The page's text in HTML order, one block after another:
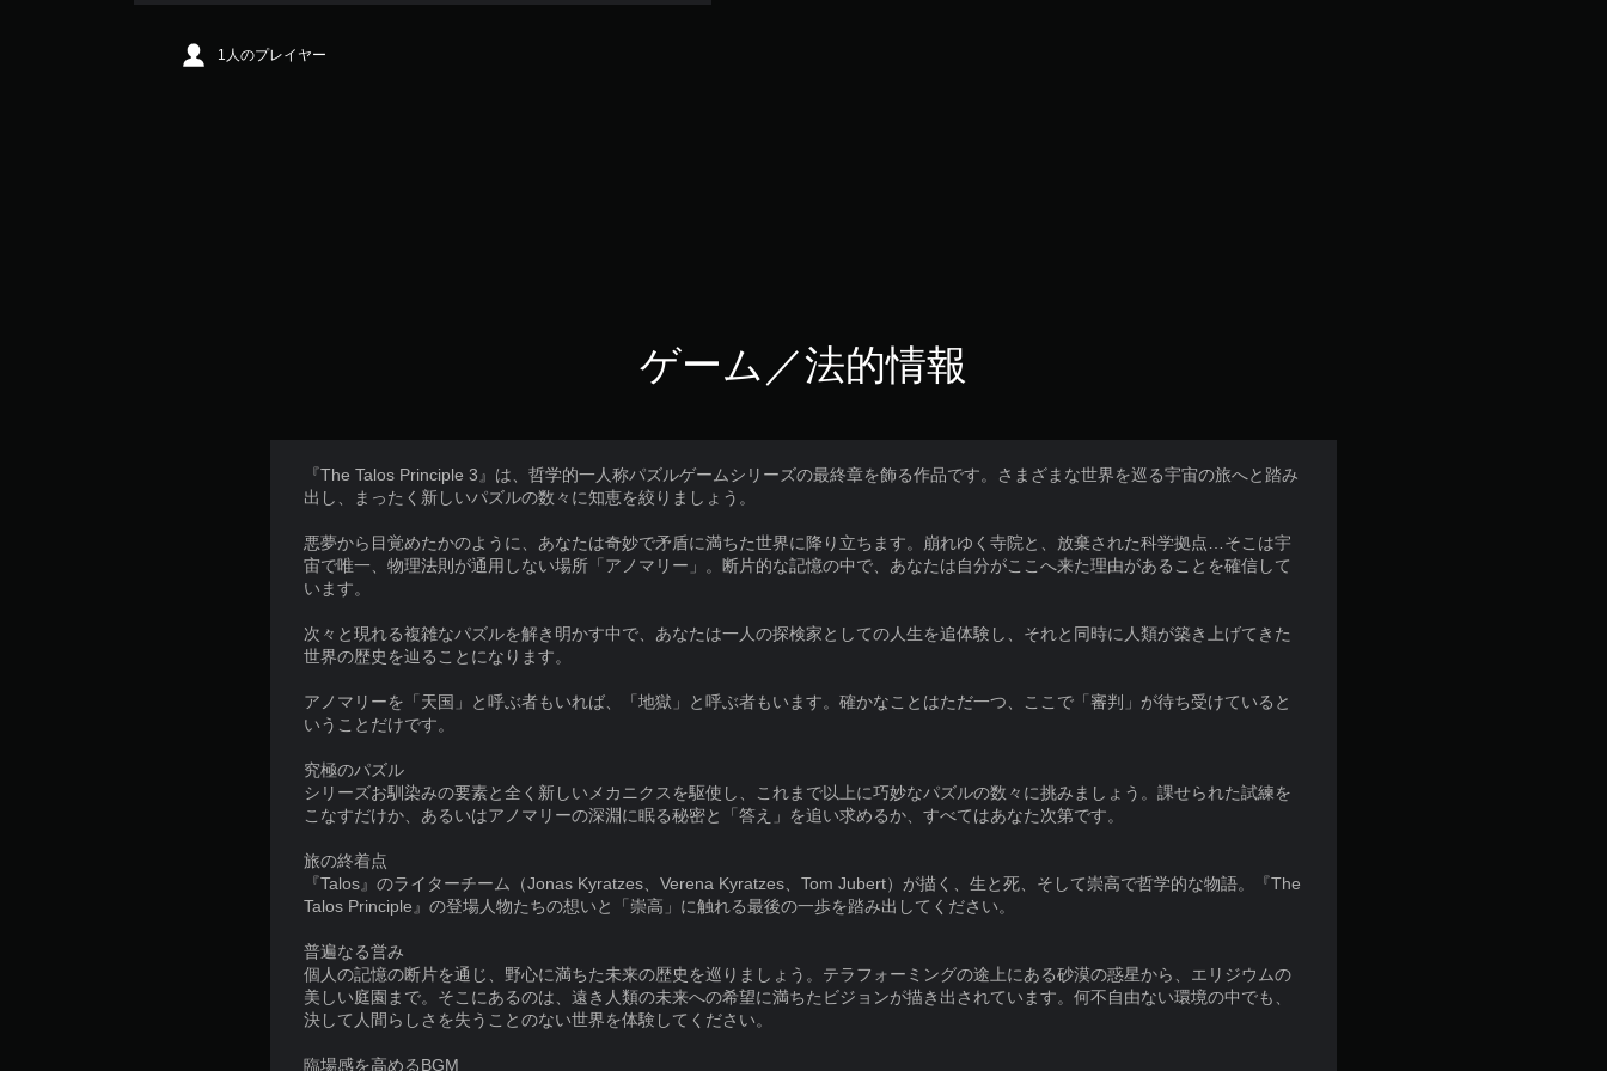
1人のプレイヤー
ゲーム／法的情報
『The Talos Principle 3』は、哲学的一人称パズルゲームシリーズの最終章を飾る作品です。さまざまな世界を巡る宇宙の旅へと踏み
出し、まったく新しいパズルの数々に知恵を絞りましょう。
悪夢から目覚めたかのように、あなたは奇妙で矛盾に満ちた世界に降り立ちます。崩れゆく寺院と、放棄された科学拠点…そこは宇
宙で唯一、物理法則が通用しない場所「アノマリー」。断片的な記憶の中で、あなたは自分がここへ来た理由があることを確信して
います。
次々と現れる複雑なパズルを解き明かす中で、あなたは一人の探検家としての人生を追体験し、それと同時に人類が築き上げてきた
世界の歴史を辿ることになります。
アノマリーを「天国」と呼ぶ者もいれば、「地獄」と呼ぶ者もいます。確かなことはただ一つ、ここで「審判」が待ち受けていると
いうことだけです。
究極のパズル
シリーズお馴染みの要素と全く新しいメカニクスを駆使し、これまで以上に巧妙なパズルの数々に挑みましょう。課せられた試練を
こなすだけか、あるいはアノマリーの深淵に眠る秘密と「答え」を追い求めるか、すべてはあなた次第です。
旅の終着点
『Talos』のライターチーム（Jonas Kyratzes、Verena Kyratzes、Tom Jubert）が描く、生と死、そして崇高で哲学的な物語。『The
Talos Principle』の登場人物たちの想いと「崇高」に触れる最後の一歩を踏み出してください。
普遍なる営み
個人の記憶の断片を通じ、野心に満ちた未来の歴史を巡りましょう。テラフォーミングの途上にある砂漠の惑星から、エリジウムの
美しい庭園まで。そこにあるのは、遠き人類の未来への希望に満ちたビジョンが描き出されています。何不自由ない環境の中でも、
決して人間らしさを失うことのない世界を体験してください。
臨場感を高めるBGM